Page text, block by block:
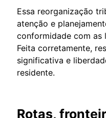
Essa reorganização
atenção e
conformidade com as
Feita corretamente,
significativa e
residente.
Rotas,